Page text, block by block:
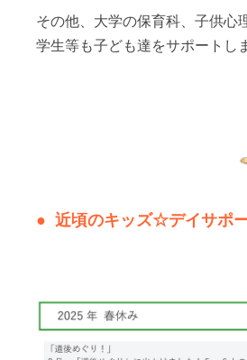
その他、大学の保育科、子供心
学生等も子ども達をサポートし
近頃のキッズ☆デイサポ